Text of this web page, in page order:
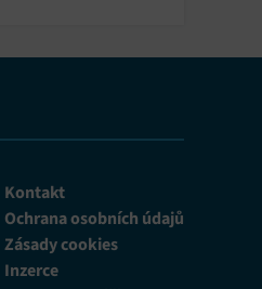
Kontakt
Ochrana osobních údajů
Zásady cookies
Inzerce